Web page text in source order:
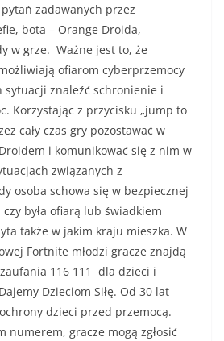
zadawanych przez
bota – Orange Droida,
w grze. Ważne jest to, że
ofiarom cyberprzemocy
sytuacji znaleźć schronienie i
Korzystając z przycisku „jump to
cały czas gry pozostawać w
i komunikować się z nim w
związanych z
osoba schowa się w bezpiecznej
była ofiarą lub świadkiem
także w jakim kraju mieszka. W
Fortnite młodzi gracze znajdą
116 111 dla dzieci i
Dzieciom Siłę. Od 30 lat
dzieci przed przemocą.
numerem, gracze mogą zgłosić